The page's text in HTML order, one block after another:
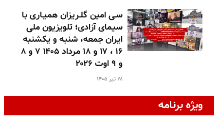
سـی امین گلـریزان همیـاری با
سیمای آزادی؛ تلویزیون ملی
ایران جمعه، شنبه و یکشنبه
۱۶ ، ۱۷ و ۱۸ مرداد ۱۴۰۵ ۷ و ۸
و ۹ اوت ۲۰۲۶
۲۸ تیر ۱۴۰۵
ویژه برنامه